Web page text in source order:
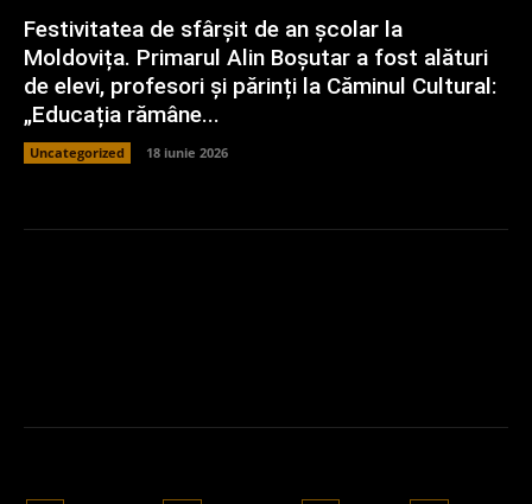
Festivitatea de sfârșit de an școlar la
Moldovița. Primarul Alin Boșutar a fost alături
de elevi, profesori și părinți la Căminul Cultural:
„Educația rămâne...
Uncategorized 18 iunie 2026